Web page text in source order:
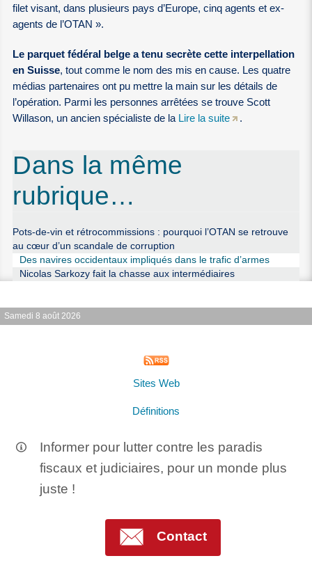
filet visant, dans plusieurs pays d’Europe, cinq agents et ex-
agents de l’OTAN ».
Le parquet fédéral belge a tenu secrète cette interpellation
en Suisse, tout comme le nom des mis en cause. Les quatre
médias partenaires ont pu mettre la main sur les détails de
l’opération. Parmi les personnes arrêtées se trouve Scott
Willason, un ancien spécialiste de la Lire la suite .
Dans la même
rubrique…
Pots-de-vin et rétrocommissions : pourquoi l’OTAN se retrouve
au cœur d’un scandale de corruption
Des navires occidentaux impliqués dans le trafic d’armes
Nicolas Sarkozy fait la chasse aux intermédiaires
Samedi 8 août 2026
Sites Web
Définitions
Informer pour lutter contre les paradis
fiscaux et judiciaires, pour un monde plus
juste !
Contact